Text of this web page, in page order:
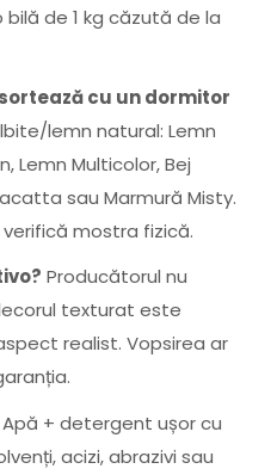
bilă de 1 kg căzută de la
cu un dormitor
lemn natural: Lemn
Lemn Multicolor, Bej
sau Marmură Misty.
verifică mostra fizică.
Producătorul nu
texturat este
realist. Vopsirea ar
Apă + detergent ușor cu
acizi, abrazivi sau